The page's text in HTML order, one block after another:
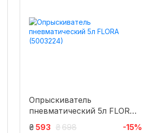
Опрыскиватель
пневматический 5л FLORA
(5003224)
₴ 593 ₴698 -15%